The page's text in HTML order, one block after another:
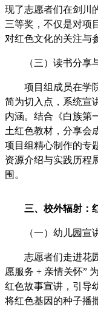
现了志愿者们在剑川
三等奖，不仅是对项
对红色文化的关注与
（三）读书分
项目组成员在学
简为切入点，系统宣
内涵。结合《白族
土红色教材，分享会
项目组精心制作的专
资源介绍与实践历程
围。
三、校外辐射：
（一）幼儿园宣
志愿者们走进花
愿服务 + 亲情关怀”
红色故事宣讲，引导
将红色基因的种子播